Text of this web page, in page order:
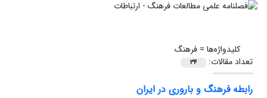
کلیدواژه‌ها =فرهنگ
تعداد مقالات:
34
رابطه فرهنگ و باروری در ایران